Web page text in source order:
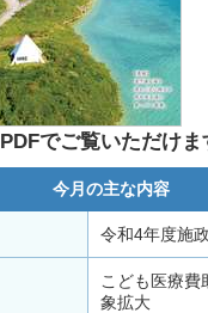
PDFでご覧いただけま
今月の主な内容
令和4年度施
こども医療費
象拡大